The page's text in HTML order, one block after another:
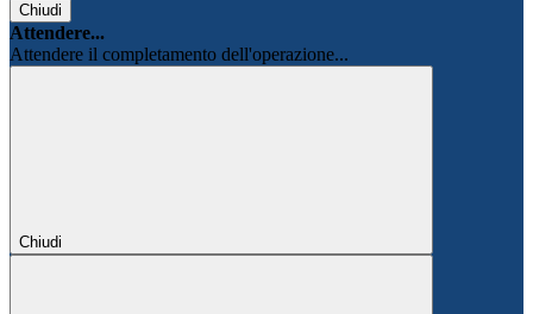
Chiudi
Attendere...
Attendere il completamento dell'operazione...
Chiudi